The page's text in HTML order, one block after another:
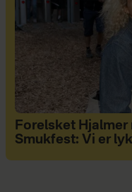
Forelsket
Smukfest: Vi er